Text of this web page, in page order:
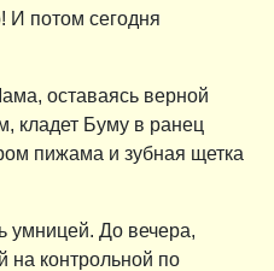
И потом сегодня
оставаясь верной
кладет Буму в ранец
пижама и зубная щетка
умницей. До вечера,
на контрольной по